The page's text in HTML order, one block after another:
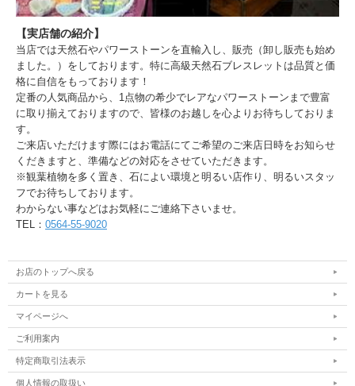
【実店舗の紹介】
当店では天然石やパワーストーンを直輸入し、販売（卸し販売も始め
ました。）をしております。特に高級天然石ブレスレットは品質と価
格に自信をもっております！
定番の人気商品から、1点物の希少でレアなパワーストーンまで豊富
に取り揃えておりますので、皆様のお越しを心よりお待ちしておりま
す。
ご来店いただけます際にはお電話にてご希望のご来店日時をお知らせ
くだきますと、準備などの対応をさせていただきます。
※観葉植物を多く置き、石によい環境と明るい店作り、明るいスタッ
フでお待ちしております。
わからない事などはお気軽にご連絡下さいませ。
TEL： 0564-55-9020
お店のトップへ戻る
カートを見る
マイページへ
ご利用案内
特定商取引法表示
個人情報の取扱い